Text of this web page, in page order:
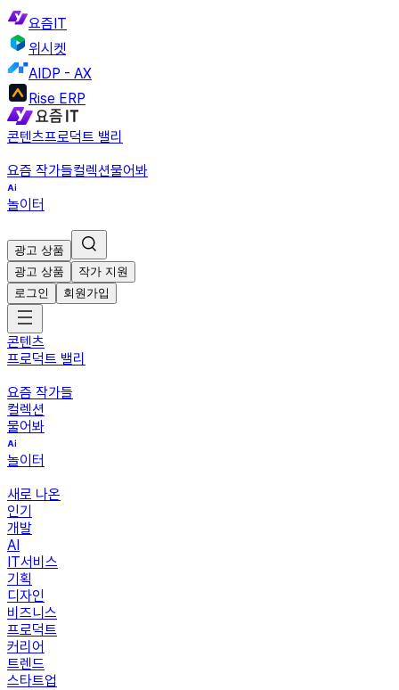
요즘IT
위시켓
AIDP - AX
Rise ERP
콘텐츠프로덕트 밸리
요즘 작가들컬렉션물어봐
놀이터
광고 상품
광고 상품
작가 지원
로그인
회원가입
콘텐츠
프로덕트 밸리
요즘 작가들
컬렉션
물어봐
놀이터
새로 나온
인기
개발
AI
IT서비스
기획
디자인
비즈니스
프로덕트
커리어
트렌드
스타트업